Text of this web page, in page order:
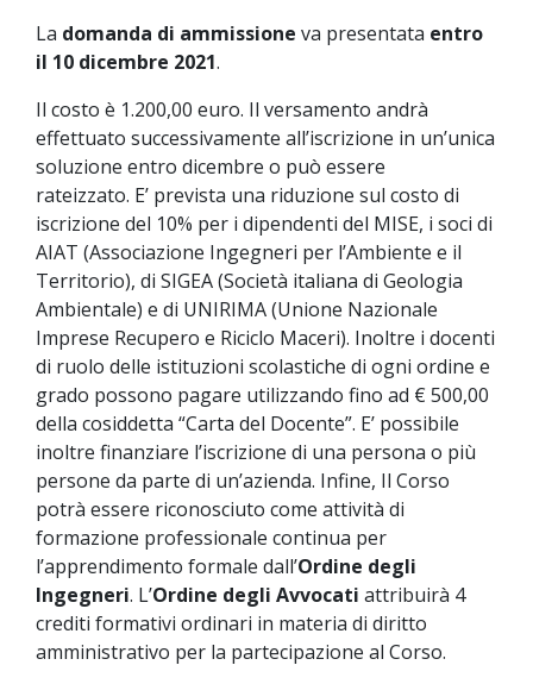
La domanda di ammissione va presentata entro
il 10 dicembre 2021.
Il costo è 1.200,00 euro. Il versamento andrà
effettuato successivamente all’iscrizione in un’unica
soluzione entro dicembre o può essere
rateizzato. E’ prevista una riduzione sul costo di
iscrizione del 10% per i dipendenti del MISE, i soci di
AIAT (Associazione Ingegneri per l’Ambiente e il
Territorio), di SIGEA (Società italiana di Geologia
Ambientale) e di UNIRIMA (Unione Nazionale
Imprese Recupero e Riciclo Maceri). Inoltre i docenti
di ruolo delle istituzioni scolastiche di ogni ordine e
grado possono pagare utilizzando fino ad € 500,00
della cosiddetta “Carta del Docente”. E’ possibile
inoltre finanziare l’iscrizione di una persona o più
persone da parte di un’azienda. Infine, Il Corso
potrà essere riconosciuto come attività di
formazione professionale continua per
l’apprendimento formale dall’Ordine degli
Ingegneri. L’Ordine degli Avvocati attribuirà 4
crediti formativi ordinari in materia di diritto
amministrativo per la partecipazione al Corso.